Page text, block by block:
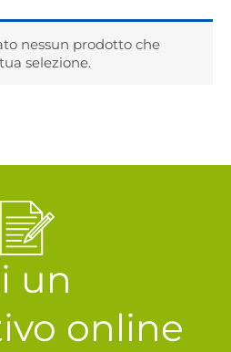
nessun prodotto che
selezione.
un
online